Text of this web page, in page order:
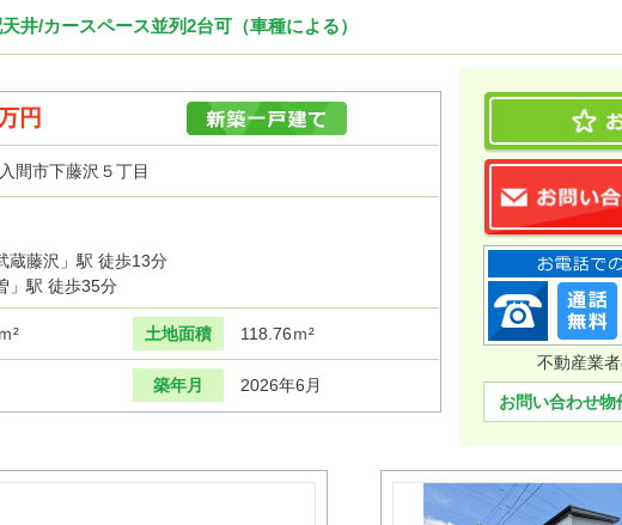
井/カースペース並列2台可（車種による）
円
間市下藤沢５丁目
蔵藤沢」駅 徒歩13分
」駅 徒歩35分
² 土地面積 118.76ｍ²
築年月 2026年6月
不動産業
お問い合わせ物